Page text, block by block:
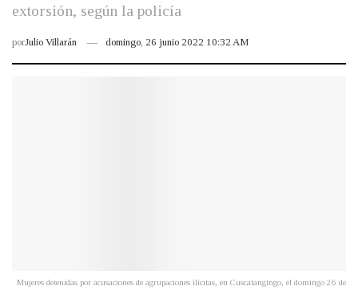
extorsión, según la policía
porJulio Villarán domingo, 26 junio 2022 10:32 AM
Mujeres detenidas por acusaciones de agrupaciones ilícitas, en Cuscatangingo, el domingo 26 de